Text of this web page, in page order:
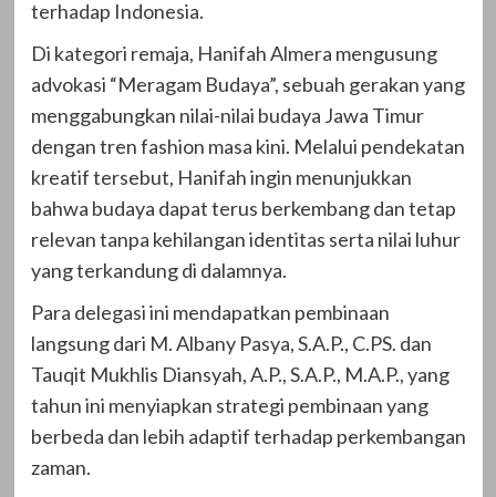
terhadap Indonesia.
Di kategori remaja, Hanifah Almera mengusung
advokasi “Meragam Budaya”, sebuah gerakan yang
menggabungkan nilai-nilai budaya Jawa Timur
dengan tren fashion masa kini. Melalui pendekatan
kreatif tersebut, Hanifah ingin menunjukkan
bahwa budaya dapat terus berkembang dan tetap
relevan tanpa kehilangan identitas serta nilai luhur
yang terkandung di dalamnya.
Para delegasi ini mendapatkan pembinaan
langsung dari M. Albany Pasya, S.A.P., C.PS. dan
Tauqit Mukhlis Diansyah, A.P., S.A.P., M.A.P., yang
tahun ini menyiapkan strategi pembinaan yang
berbeda dan lebih adaptif terhadap perkembangan
zaman.